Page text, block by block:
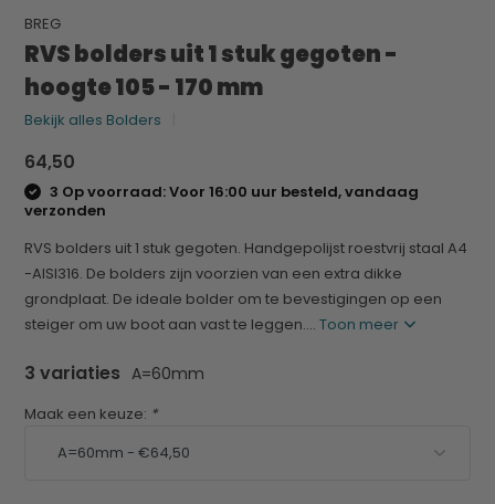
BREG
RVS bolders uit 1 stuk gegoten -
hoogte 105 - 170 mm
Bekijk alles Bolders
64,50
3 Op voorraad: Voor 16:00 uur besteld, vandaag
verzonden
RVS bolders uit 1 stuk gegoten. Handgepolijst roestvrij staal A4
-AISI316. De bolders zijn voorzien van een extra dikke
grondplaat. De ideale bolder om te bevestigingen op een
steiger om uw boot aan vast te leggen....Toon meer
3 variaties A=60mm
Maak een keuze: *